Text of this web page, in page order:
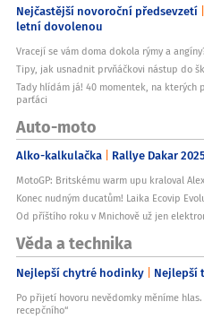
Nejčastější novoroční předsevzetí
letní dovolenou
Vracejí se vám doma dokola rýmy a
Tipy, jak usnadnit prvňáčkovi nástup do
Tady hlídám já! 40 momentek, na
parťáci
Auto-moto
Alko-kalkulačka Rallye Dakar
MotoGP: Britskému warm upu kraloval
Konec nudným ducatům! Laika Ecovip
Od příštího roku v Mnichově už jen
Věda a technika
Nejlepší chytré hodinky Nejlepší
Po přijetí hovoru nevědomky měníme
recepčního“